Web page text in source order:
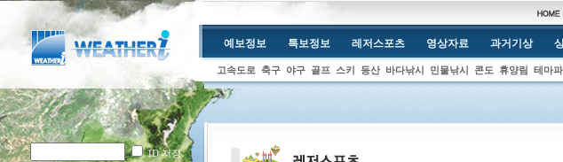
ID 저장
예보정보 특보정보 레저스포츠 영상자료 과거기상
고속도로 축구 야구 골프 스키 등산 바다낚시 민물낚시 콘도 휴양림 테마